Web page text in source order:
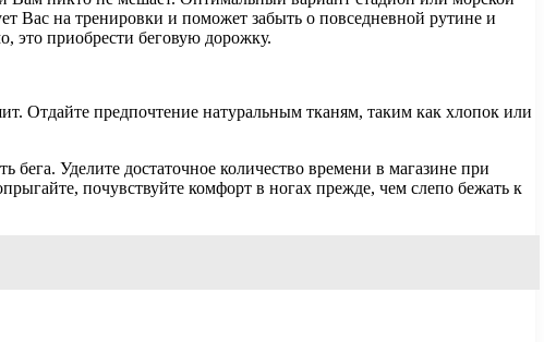
Вас на тренировки и поможет забыть о повседневной рутине и
это приобрести беговую дорожку.
Отдайте предпочтение натуральным тканям, таким как хлопок или
Уделите достаточное количество времени в магазине при
почувствуйте комфорт в ногах прежде, чем слепо бежать к